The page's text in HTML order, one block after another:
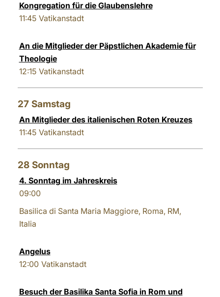
Kongregation für die Glaubenslehre
11:45 Vatikanstadt
An die Mitglieder der Päpstlichen Akademie für
Theologie
12:15 Vatikanstadt
27 Samstag
An Mitglieder des italienischen Roten Kreuzes
11:45 Vatikanstadt
28 Sonntag
4. Sonntag im Jahreskreis
09:00
Basilica di Santa Maria Maggiore, Roma, RM,
Italia
Angelus
12:00 Vatikanstadt
Besuch der Basilika Santa Sofia in Rom und